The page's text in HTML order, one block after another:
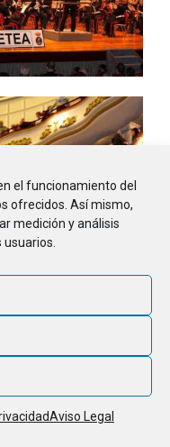
el funcionamiento del
ofrecidos. Así mismo,
medición y análisis
Aviso Legal